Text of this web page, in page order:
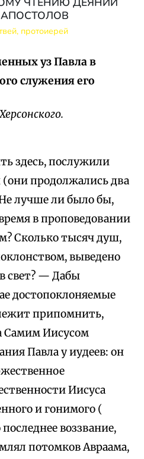
протоиерей
уз Павла в
служения его
здесь, послужили
продолжались два
лучше ли было бы,
в проповедовании
Сколько тысяч душ,
выведено
свет? — Дабы
достопоклоняемые
припомнить,
Самим Иисусом
Павла у иудеев: он
Иисуса
и гонимого (
воззвание,
потомков Авраама,